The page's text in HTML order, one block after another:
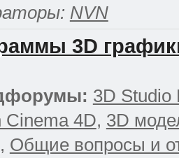
NVN
3D
3D Studio
Cinema 4D, 3D
, Общие вопросы и